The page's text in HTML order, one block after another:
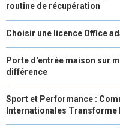
routine de récupération
Choisir une licence Office
Porte d'entrée maison sur
différence
Sport et Performance :
Internationales Transforme